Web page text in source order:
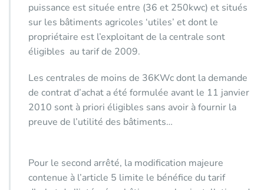
puissance est située entre (36 et 250kwc) et situés
sur les bâtiments agricoles ‘utiles’ et dont le
propriétaire est l’exploitant de la centrale sont
éligibles au tarif de 2009.
Les centrales de moins de 36KWc dont la demande
de contrat d’achat a été formulée avant le 11 janvier
2010 sont à priori éligibles sans avoir à fournir la
preuve de l’utilité des bâtiments…
Pour le second arrêté, la modification majeure
contenue à l’article 5 limite le bénéfice du tarif